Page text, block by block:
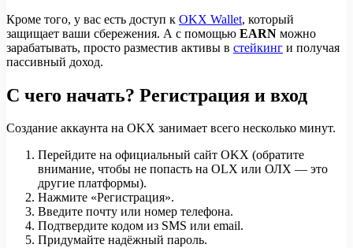
Кроме того, у вас есть доступ к OKX Wallet, который
защищает ваши сбережения. А с помощью EARN можно
зарабатывать, просто разместив активы в стейкинг и получая
пассивный доход.
С чего начать? Регистрация и вход
Создание аккаунта на OKX занимает всего несколько минут.
Перейдите на официальный сайт OKX (обратите
внимание, чтобы не попасть на OLX или ОЛХ — это
другие платформы).
Нажмите «Регистрация».
Введите почту или номер телефона.
Подтвердите кодом из SMS или email.
Придумайте надёжный пароль.